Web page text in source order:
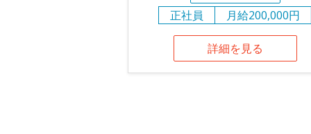
正社員
月給200,000円
詳細を見る